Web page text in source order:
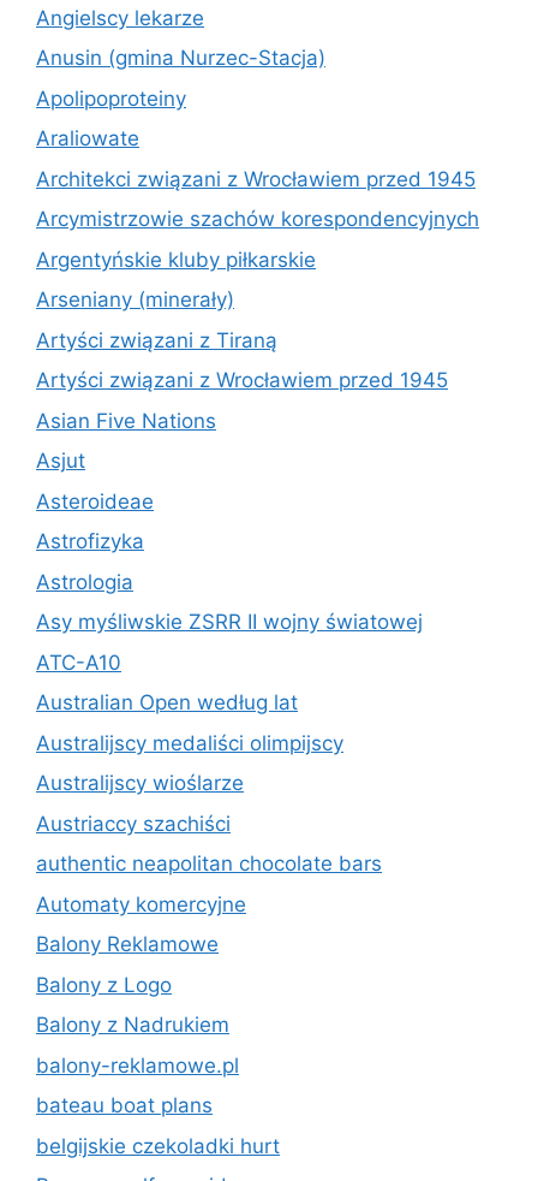
Angielscy lekarze
Anusin (gmina Nurzec-Stacja)
Apolipoproteiny
Araliowate
Architekci związani z Wrocławiem przed 1945
Arcymistrzowie szachów korespondencyjnych
Argentyńskie kluby piłkarskie
Arseniany (minerały)
Artyści związani z Tiraną
Artyści związani z Wrocławiem przed 1945
Asian Five Nations
Asjut
Asteroideae
Astrofizyka
Astrologia
Asy myśliwskie ZSRR II wojny światowej
ATC-A10
Australian Open według lat
Australijscy medaliści olimpijscy
Australijscy wioślarze
Austriaccy szachiści
authentic neapolitan chocolate bars
Automaty komercyjne
Balony Reklamowe
Balony z Logo
Balony z Nadrukiem
balony-reklamowe.pl
bateau boat plans
belgijskie czekoladki hurt